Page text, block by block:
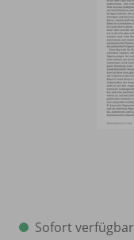
Sofort verfügbar